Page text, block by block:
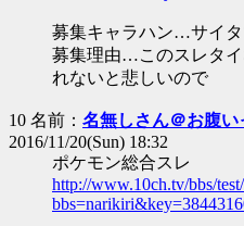
募集キャラハン…サイ
募集理由…このスレタイ
れないと悲しいので
10 名前： 名無しさん＠お腹い
2016/11/20(Sun) 18:32
ポケモン総合スレ
http://www.10ch.tv/bbs/